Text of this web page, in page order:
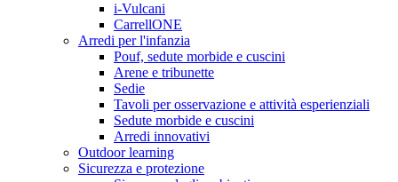
i-Vulcani
CarrellONE
Arredi per l'infanzia
Pouf, sedute morbide e cuscini
Arene e tribunette
Sedie
Tavoli per osservazione e attività esperienziali
Sedute morbide e cuscini
Arredi innovativi
Outdoor learning
Sicurezza e protezione